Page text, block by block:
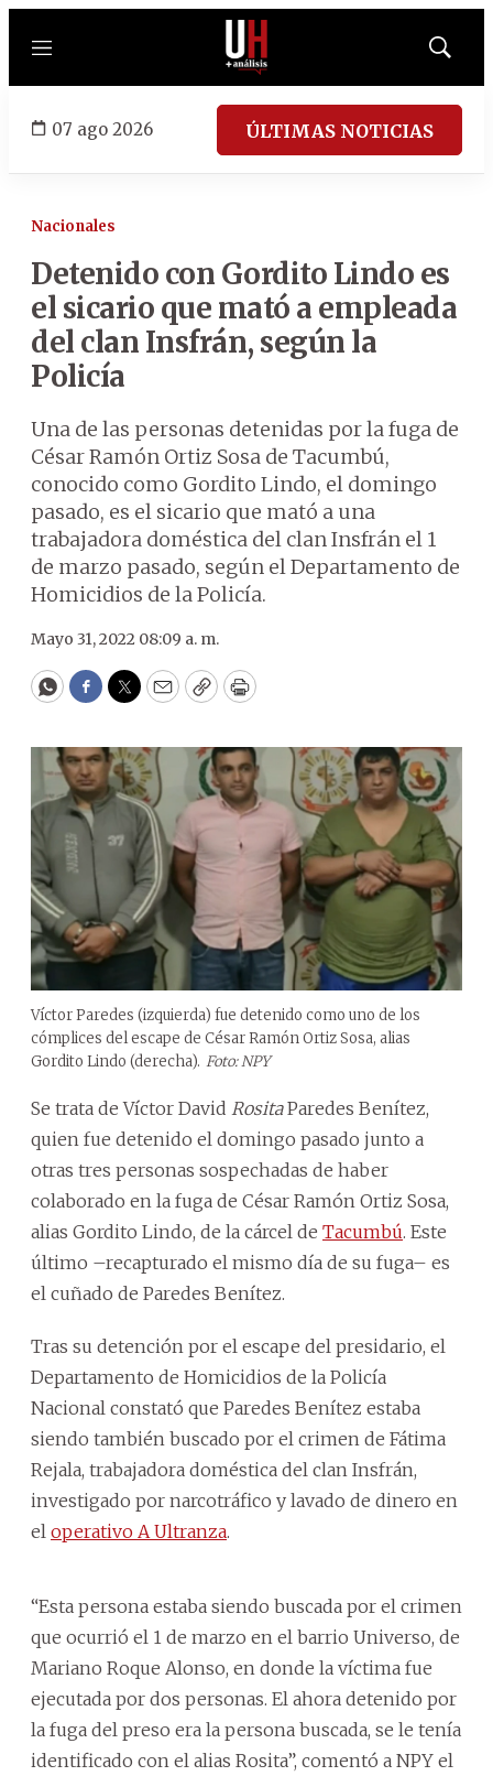
Menú
Mostrar
07 ago 2026 ÚLTIMAS NOTICIAS
Nacionales
Detenido con Gordito Lindo es
el sicario que mató a empleada
del clan Insfrán, según la
Policía
Una de las personas detenidas por la fuga de
César Ramón Ortiz Sosa de Tacumbú,
conocido como Gordito Lindo, el domingo
pasado, es el sicario que mató a una
trabajadora doméstica del clan Insfrán el 1
de marzo pasado, según el Departamento de
Homicidios de la Policía.
Mayo 31, 2022 08:09 a. m.
WhatsApp
Facebook
Twitter
EmailCopyPrint
Víctor Paredes (izquierda) fue detenido como uno de los
cómplices del escape de César Ramón Ortiz Sosa, alias
Gordito Lindo (derecha). Foto: NPY
Se trata de Víctor David RositaParedes Benítez,
quien fue detenido el domingo pasado junto a
otras tres personas sospechadas de haber
colaborado en la fuga de César Ramón Ortiz Sosa,
alias Gordito Lindo, de la cárcel de Tacumbú. Este
último –recapturado el mismo día de su fuga– es
el cuñado de Paredes Benítez.
Tras su detención por el escape del presidario, el
Departamento de Homicidios de la Policía
Nacional constató que Paredes Benítez estaba
siendo también buscado por el crimen de Fátima
Rejala, trabajadora doméstica del clan Insfrán,
investigado por narcotráfico y lavado de dinero en
el operativo A Ultranza.
“Esta persona estaba siendo buscada por el crimen
que ocurrió el 1 de marzo en el barrio Universo, de
Mariano Roque Alonso, en donde la víctima fue
ejecutada por dos personas. El ahora detenido por
la fuga del preso era la persona buscada, se le tenía
identificado con el alias Rosita”, comentó a NPY el